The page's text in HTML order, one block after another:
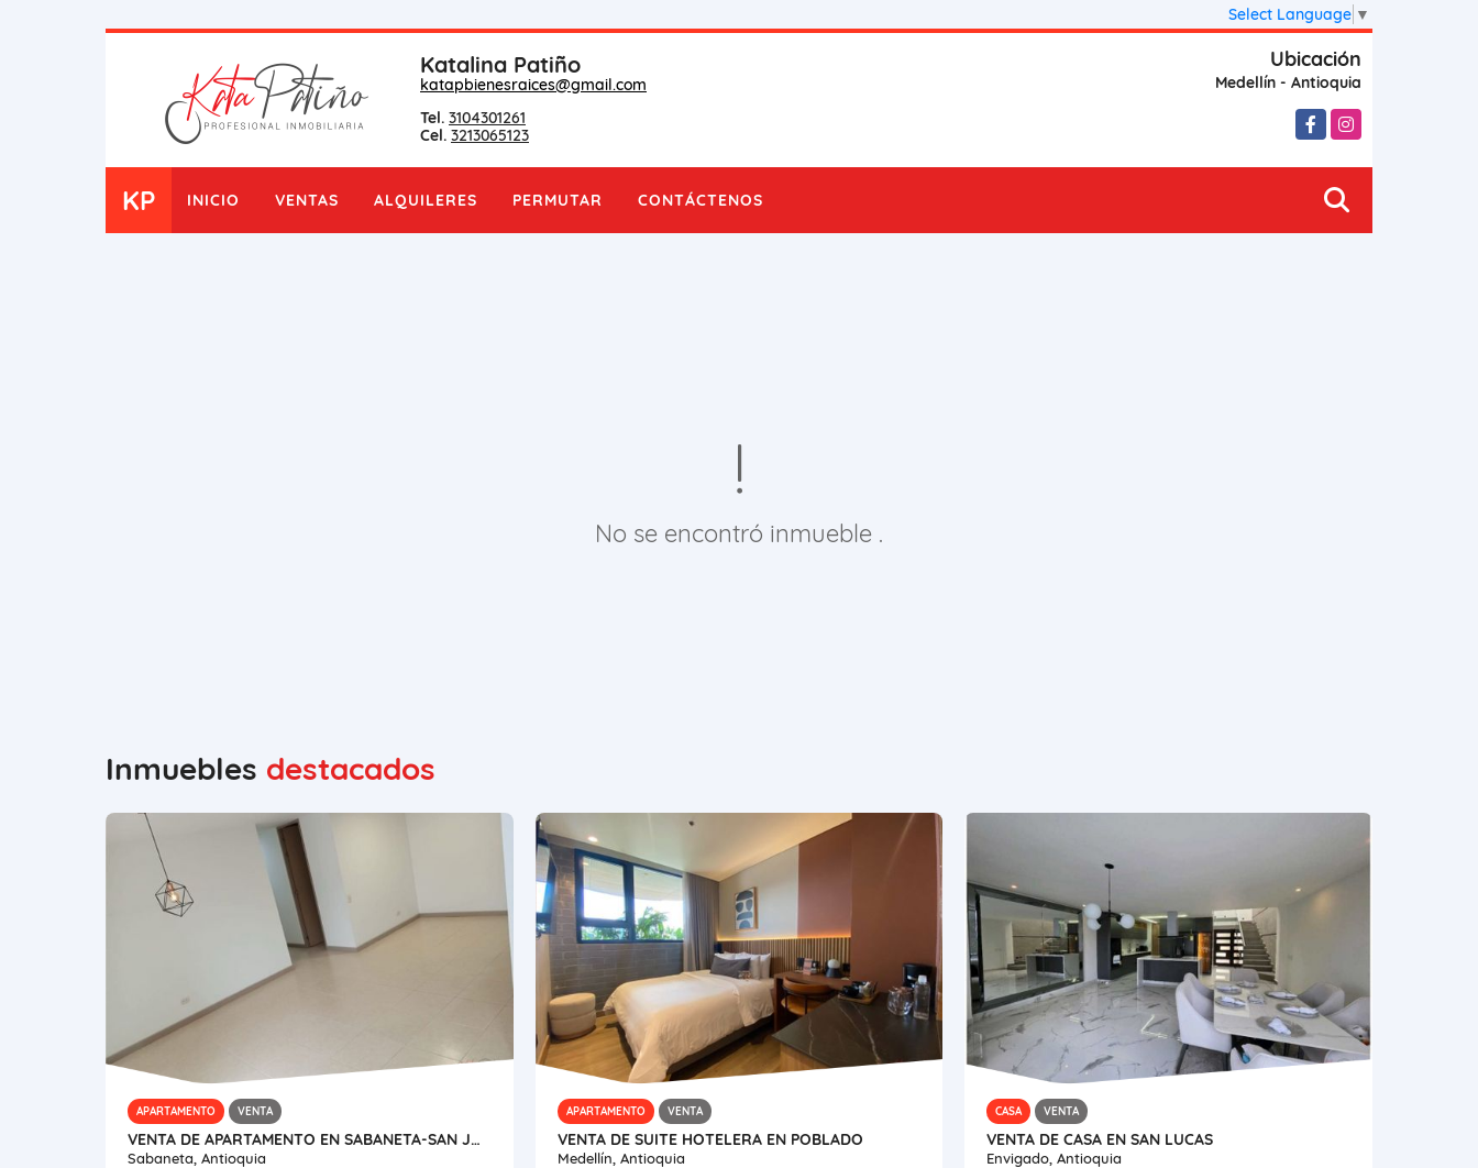
Select Language ▼
Katalina Patiño
katapbienesraices@gmail.com
Tel. 3104301261
Cel. 3213065123
Ubicación
Medellín - Antioquia
FacebookInstagram
KP INICIO VENTAS ALQUILERES PERMUTAR CONTÁCTENOS
No se encontró inmueble .
Inmuebles destacados
APARTAMENTO VENTA
VENTA DE APARTAMENTO EN SABANETA-SAN JOSE PARTE BAJA
Sabaneta, Antioquia
APARTAMENTO VENTA
VENTA DE SUITE HOTELERA EN POBLADO
Medellín, Antioquia
CASA VENTA
VENTA DE CASA EN SAN LUCAS
Envigado, Antioquia